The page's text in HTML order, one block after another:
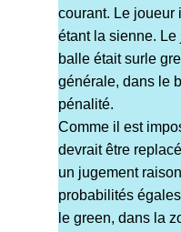
courant. Le joueur
étant la sienne.
balle était surle
générale, dans le
pénalité.
Comme il est
devrait être
un jugement
probabilités
le green, dans la